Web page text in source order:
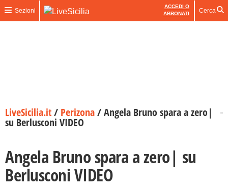
Sezioni
ACCEDI O
ABBONATI
Cerca
LiveSicilia.it/ Perizona/Angela Bruno spara a zero|
su Berlusconi VIDEO
Angela Bruno spara a zero| su
Berlusconi VIDEO